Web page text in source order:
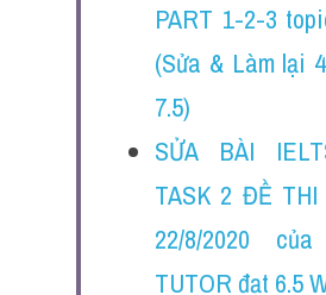
Writing
Vocabulary
PART 1-2-3
(Sửa & Làm lại
7.5)
SỬA BÀI
TASK 2 ĐỀ THI
22/8/2020
TUTOR đạt 6.5